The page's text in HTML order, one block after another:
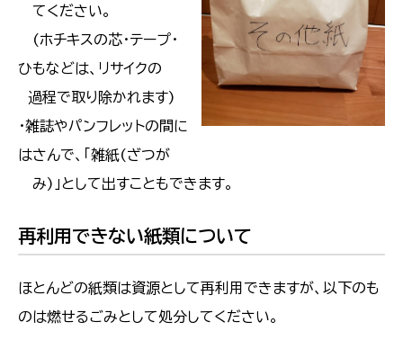
てください。
(ホチキスの芯・テープ・
ひもなどは、リサイクの
過程で取り除かれます)
・雑誌やパンフレットの間に
はさんで、「雑紙(ざつが
み)」として出すこともできます。
再利用できない紙類について
ほとんどの紙類は資源として再利用できますが、以下のも
のは燃せるごみとして処分してください。